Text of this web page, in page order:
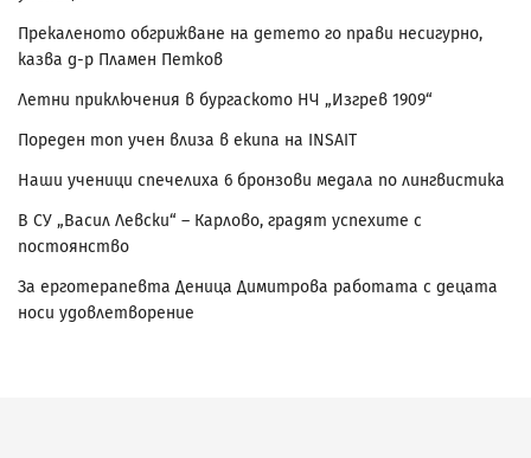
Прекаленото обгрижване на детето го прави несигурно,
казва д-р Пламен Петков
Летни приключения в бургаското НЧ „Изгрев 1909“
Пореден топ учен влиза в екипа на INSAIT
Наши ученици спечелиха 6 бронзови медала по лингвистика
В СУ „Васил Левски“ – Карлово, градят успехите с
постоянство
За ерготерапевта Деница Димитрова работата с децата
носи удовлетворение